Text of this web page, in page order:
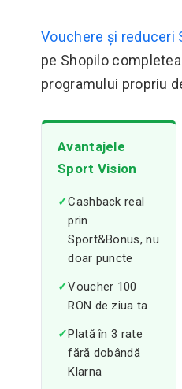
Vouchere și reduceri
pe Shopilo
programului propriu
Avantajele
Sport Vision
✓Cashback real
prin
Sport&Bonus, nu
doar puncte
✓Voucher 100
RON de ziua ta
✓Plată în 3 rate
fără dobândă
Klarna